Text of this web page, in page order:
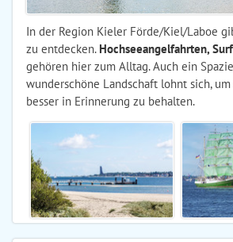
In der Region Kieler Förde/Kiel/Laboe
zu entdecken. Hochseeangelfahrten,
gehören hier zum Alltag. Auch ein
wunderschöne Landschaft lohnt sich,
besser in Erinnerung zu behalten.